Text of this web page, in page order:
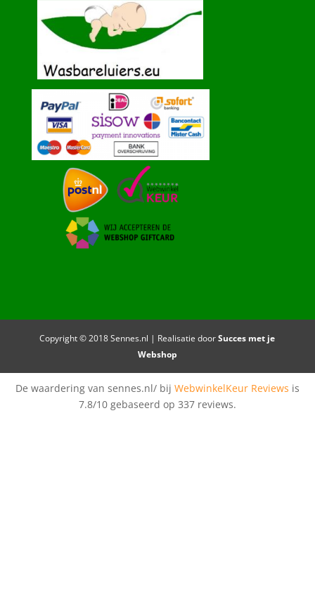
Copyright © 2018 Sennes.nl | Realisatie doorSucces met je
Webshop
De waardering van sennes.nl/ bij WebwinkelKeur Reviews is
7.8/10 gebaseerd op 337 reviews.